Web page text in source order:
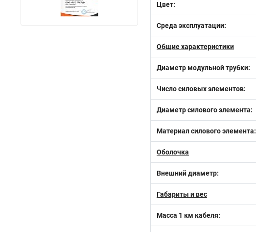
Цвет:
Среда эксплуатации:
Общие характеристики
Диаметр модульной трубки:
Число силовых элементов:
Диаметр силового элемента:
Материал силового элемента:
Оболочка
Внешний диаметр:
Габариты и вес
Масса 1 км кабеля: